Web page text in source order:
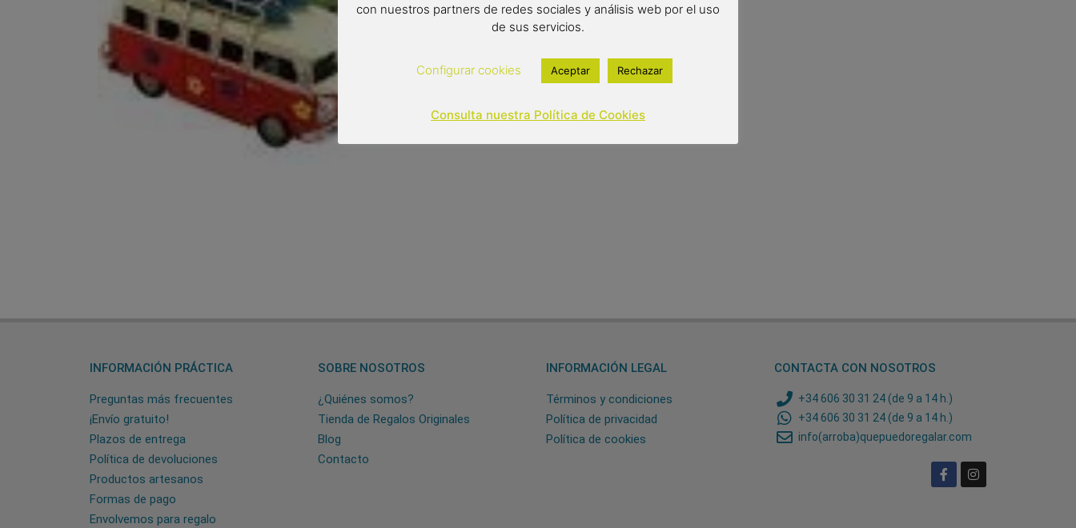
Out of stock
INFORMACIÓN PRÁCTICA
Preguntas más frecuentes
¡Envío gratuito!
Plazos de entrega
Política de devoluciones
Productos artesanos
Formas de pago
Envolvemos para regalo
SOBRE NOSOTROS
¿Quiénes somos?
Tienda de Regalos Originales
Blog
Contacto
INFORMACIÓN LEGAL
Términos y condiciones
Política de privacidad
Política de cookies
CONTACTA CON NOSOTROS
+34 606 30 31 24 (de 9 a 14 h.)
+34 606 30 31 24 (de 9 a 14 h.)
info(arroba)quepuedoregalar.com
con nuestros partners de redes sociales y análisis web por el uso
de sus servicios.
Configurar cookies Aceptar Rechazar
Consulta nuestra Política de Cookies